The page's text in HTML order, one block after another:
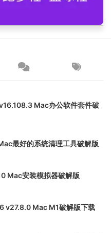
Mac办公软件套件破
最好的系统清理工具破解版
Mac安装模拟器破解版
Mac M1破解版下载